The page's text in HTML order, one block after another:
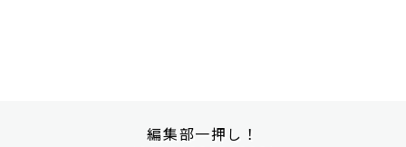
編集部一押し！